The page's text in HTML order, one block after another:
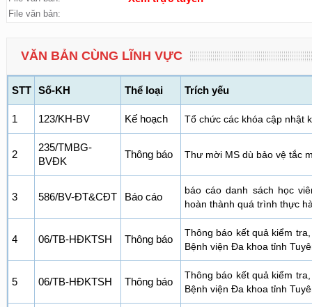
File văn bản:
VĂN BẢN CÙNG LĨNH VỰC
STT Số-KH Thể loại Trích yếu
1 123/KH-BV Kế hoạch Tổ chức các khóa cập nhật
2
235/TMBG-
BVĐK
Thông báo Thư mời MS dù bảo vệ tắc
3 586/BV-ĐT&CĐT Báo cáo
báo cáo danh sách học
hoàn thành quá trình thực
4 06/TB-HĐKTSH Thông báo
Thông báo kết quả kiểm
Bệnh viện Đa khoa tỉnh
5 06/TB-HĐKTSH Thông báo
Thông báo kết quả kiểm
Bệnh viện Đa khoa tỉnh